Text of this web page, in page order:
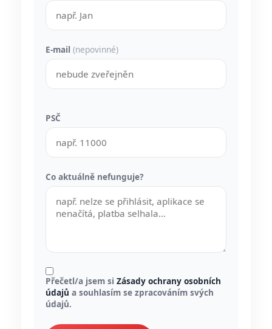
E-mail (nepovinné)
PSČ
Co aktuálně nefunguje?
Přečetl/a jsem si Zásady ochrany osobních
údajů a souhlasím se zpracováním svých
údajů.